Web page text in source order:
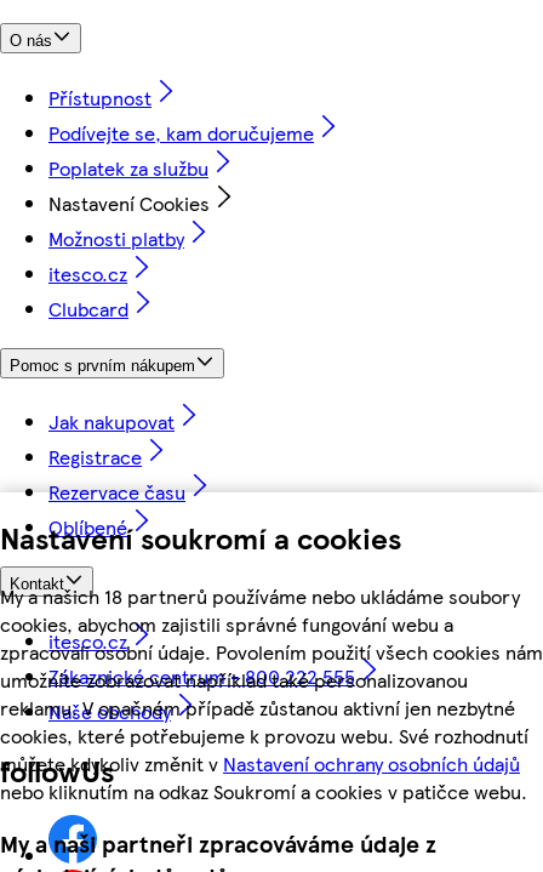
Nastavení soukromí a cookies
My a našich 18 partnerů používáme nebo ukládáme soubory
cookies, abychom zajistili správné fungování webu a
zpracovali osobní údaje. Povolením použití všech cookies nám
umožníte zobrazovat například také personalizovanou
reklamu. V opačném případě zůstanou aktivní jen nezbytné
cookies, které potřebujeme k provozu webu. Své rozhodnutí
můžete kdykoliv změnit v Nastavení ochrany osobních údajů
nebo kliknutím na odkaz Soukromí a cookies v patičce webu.
My a naši partneři zpracováváme údaje z
O nás
Přístupnost
Podívejte se, kam doručujeme
Poplatek za službu
Nastavení Cookies
Možnosti platby
itesco.cz
Clubcard
Pomoc s prvním nákupem
Jak nakupovat
Registrace
Rezervace času
Oblíbené
Kontakt
itesco.cz
Zákaznické centrum - 800 222 555
Naše obchody
followUs